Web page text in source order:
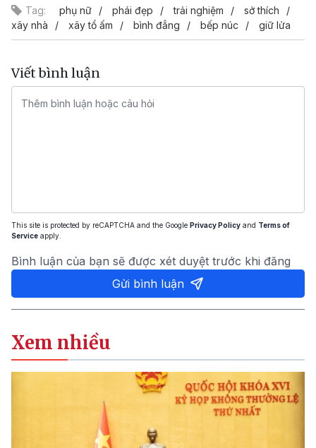
Tag: phụ nữ phái đẹp trải nghiệm
sở thích
xây nhà
xây tổ ấm bình đẳng bếp núc giữ lửa
Viết bình luận
This site is protected by reCAPTCHA and the Google Privacy Policy and Terms of
Service apply.
Bình luận của bạn sẽ được xét duyệt trước khi đăng
Gửi bình luận
Xem nhiều